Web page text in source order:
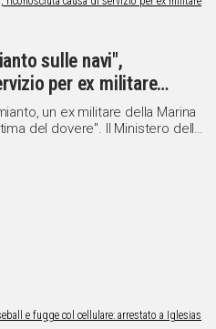
sulle navi",
per ex militare
un ex militare della Marina
del dovere". Il Ministero della
con 200mila euro